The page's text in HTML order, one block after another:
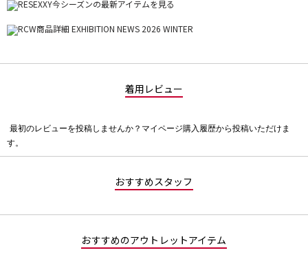
着用レビュー
価
最初のレビューを投稿しませんか？マイページ購入履歴から投稿いただけま
す。
おすすめスタッフ
おすすめのアウトレットアイテム